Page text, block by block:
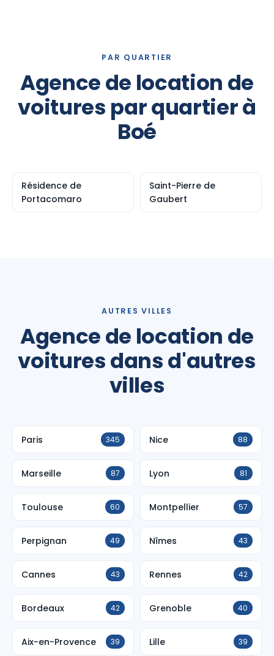
PAR QUARTIER
Agence de location de
voitures par quartier à
Boé
Résidence de
Portacomaro
Saint-Pierre de
Gaubert
AUTRES VILLES
Agence de location de
voitures dans d'autres
villes
Paris 345 Nice 88
Marseille 87 Lyon 81
Toulouse 60 Montpellier 57
Perpignan 49 Nîmes 43
Cannes 43 Rennes 42
Bordeaux 42 Grenoble 40
Aix-en-Provence 39 Lille 39